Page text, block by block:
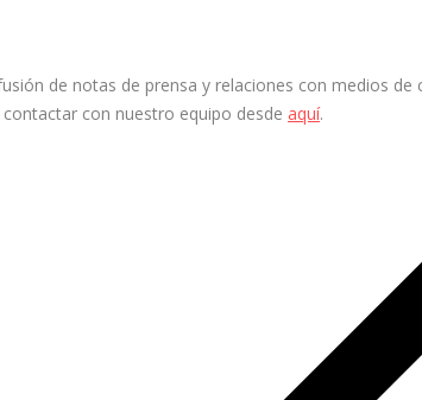
de notas de prensa y relaciones con medios
contactar con nuestro equipo desde aquí.